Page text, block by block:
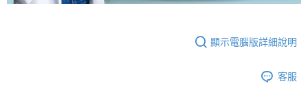
顯示電腦版詳細說明
客服